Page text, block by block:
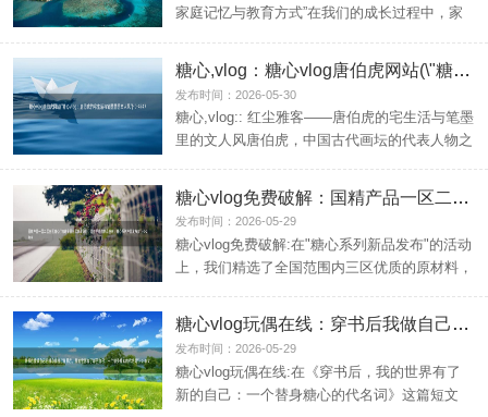
家庭记忆与教育方式”在我们的成长过程中，家
糖心,vlog：糖心vlog唐伯虎网站(\"糖心vlog：唐伯虎的宅生活与笔墨里的文人风\")
发布时间：2026-05-30
糖心,vlog:: 红尘雅客——唐伯虎的宅生活与笔墨
里的文人风唐伯虎，中国古代画坛的代表人物之
糖心vlog免费破解：国精产品一区二区三区糖心(\"精选全国三区优质原料，品控严格的新品发布：糖心系列产品发布会\")
发布时间：2026-05-29
糖心vlog免费破解:在"糖心系列新品发布"的活动
上，我们精选了全国范围内三区优质的原材料，
糖心vlog玩偶在线：穿书后我做自己的糖心替身(\"穿书后，我的世界有了新的自己：一个替身糖心的代名词\")
发布时间：2026-05-29
糖心vlog玩偶在线:在《穿书后，我的世界有了
新的自己：一个替身糖心的代名词》这篇短文